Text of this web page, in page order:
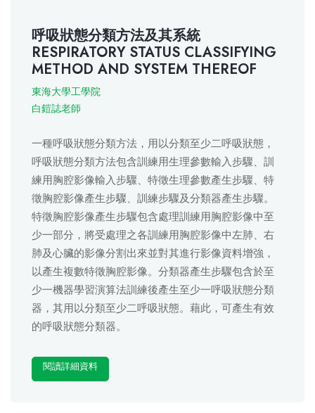
呼吸狀態分類方法及其系統
RESPIRATORY STATUS CLASSIFYING
METHOD AND SYSTEM THEREOF
東海大學工學院
白鎧誌老師
一種呼吸狀態分類方法，用以分類至少二呼吸狀態，
呼吸狀態分類方法包含訓練用生理參數輸入步驟、訓
練用胸腔影像輸入步驟、特徵生理參數產生步驟、特
徵胸腔影像產生步驟、訓練步驟及分類器產生步驟。
特徵胸腔影像產生步驟包含處理訓練用胸腔影像中至
少一部分，將受處理之各訓練用胸腔影像中左肺、右
肺及心臟的影像分割出來並對其進行影像資料增強，
以產生複數特徵胸腔影像。分類器產生步驟包含於至
少一機器學習演算法訓練後產生至少一呼吸狀態分類
器，其用以分類至少二呼吸狀態。藉此，可產生有效
的呼吸狀態分類器。
閱讀詳細資料